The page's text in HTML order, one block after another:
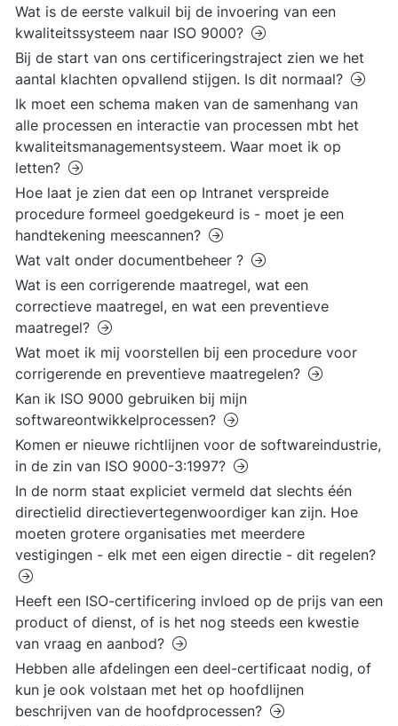
Wat is de eerste valkuil bij de invoering van een
kwaliteitssysteem naar ISO 9000?
Bij de start van ons certificeringstraject zien we het
aantal klachten opvallend stijgen. Is dit normaal?
Ik moet een schema maken van de samenhang van
alle processen en interactie van processen mbt het
kwaliteitsmanagementsysteem. Waar moet ik op
letten?
Hoe laat je zien dat een op Intranet verspreide
procedure formeel goedgekeurd is - moet je een
handtekening meescannen?
Wat valt onder documentbeheer ?
Wat is een corrigerende maatregel, wat een
correctieve maatregel, en wat een preventieve
maatregel?
Wat moet ik mij voorstellen bij een procedure voor
corrigerende en preventieve maatregelen?
Kan ik ISO 9000 gebruiken bij mijn
softwareontwikkelprocessen?
Komen er nieuwe richtlijnen voor de softwareindustrie,
in de zin van ISO 9000-3:1997?
In de norm staat expliciet vermeld dat slechts één
directielid directievertegenwoordiger kan zijn. Hoe
moeten grotere organisaties met meerdere
vestigingen - elk met een eigen directie - dit regelen?
Heeft een ISO-certificering invloed op de prijs van een
product of dienst, of is het nog steeds een kwestie
van vraag en aanbod?
Hebben alle afdelingen een deel-certificaat nodig, of
kun je ook volstaan met het op hoofdlijnen
beschrijven van de hoofdprocessen?